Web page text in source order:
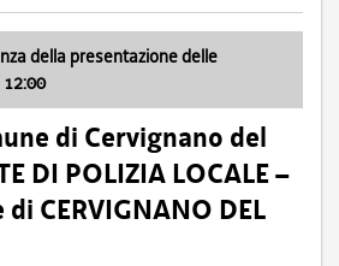
della presentazione delle
di Cervignano del
DI POLIZIA LOCALE –
CERVIGNANO DEL